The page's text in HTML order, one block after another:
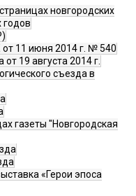
новгородских
годов
11 июня 2014 г. № 540
19 августа 2014 г.
съезда в
газеты "Новгородская
«Герои эпоса